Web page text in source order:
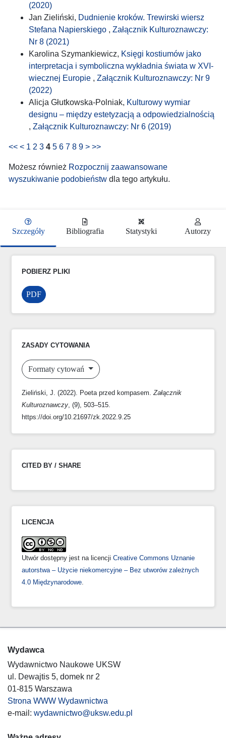
(2020)
Jan Zieliński, Dudnienie kroków. Trewirski wiersz
Stefana Napierskiego , Załącznik Kulturoznawczy:
Nr 8 (2021)
Karolina Szymankiewicz, Księgi kostiumów jako
interpretacja i symboliczna wykładnia świata w XVI-
wiecznej Europie , Załącznik Kulturoznawczy: Nr 9
(2022)
Alicja Głutkowska-Polniak, Kulturowy wymiar
designu – między estetyzacją a odpowiedzialnością
, Załącznik Kulturoznawczy: Nr 6 (2019)
<< < 1 2 3 4 5 6 7 8 9 > >>
Możesz również Rozpocznij zaawansowane
wyszukiwanie podobieństw dla tego artykułu.
Szczegóły Bibliografia Statystyki Autorzy
POBIERZ PLIKI
PDF
ZASADY CYTOWANIA
Formaty cytowań
Zieliński, J. (2022). Poeta przed kompasem. Załącznik
Kulturoznawczy , (9), 503–515.
https://doi.org/10.21697/zk.2022.9.25
CITED BY / SHARE
LICENCJA
Utwór dostępny jest na licencji Creative Commons Uznanie
autorstwa – Użycie niekomercyjne – Bez utworów zależnych
4.0 Międzynarodowe
Wydawca
Wydawnictwo Naukowe UKSW
ul. Dewajtis 5, domek nr 2
01-815 Warszawa
Strona WWW Wydawnictwa
e-mail: wydawnictwo@uksw.edu.pl